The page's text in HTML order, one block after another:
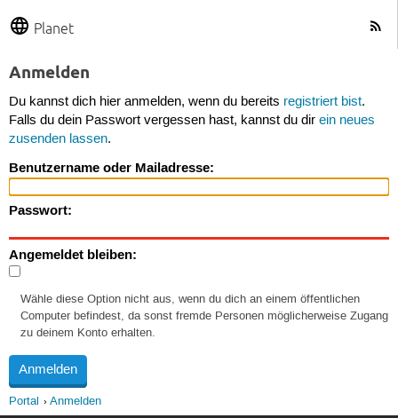
Planet
Anmelden
Du kannst dich hier anmelden, wenn du bereits registriert bist.
Falls du dein Passwort vergessen hast, kannst du dir ein neues
zusenden lassen.
Benutzername oder Mailadresse:
Passwort:
Angemeldet bleiben:
Wähle diese Option nicht aus, wenn du dich an einem öffentlichen
Computer befindest, da sonst fremde Personen möglicherweise Zugang
zu deinem Konto erhalten.
Portal Anmelden